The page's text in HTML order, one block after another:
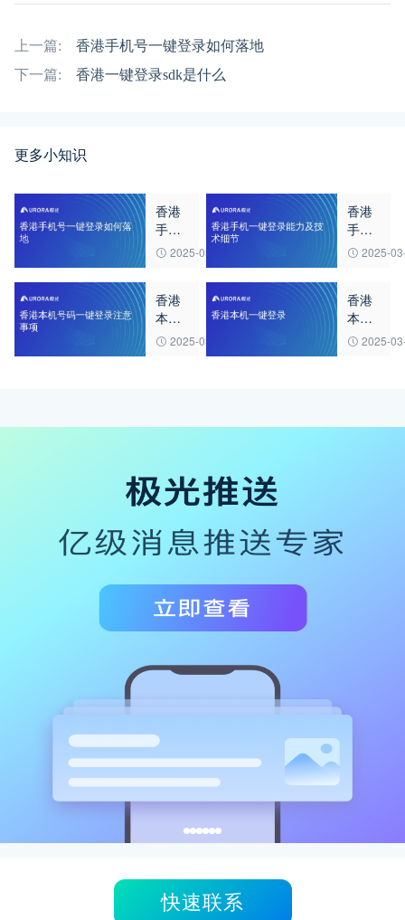
上一篇:
香港手机号一键登录如何落地
下一篇:
香港一键登录sdk是什么
更多小知识
香港
手机
号一
何落
地
2025-03-23
香港
手机
一键
及技
术细
节
2025-
香港
本机
号码2025-03-23
香港
本机
一键2025-
快速联系